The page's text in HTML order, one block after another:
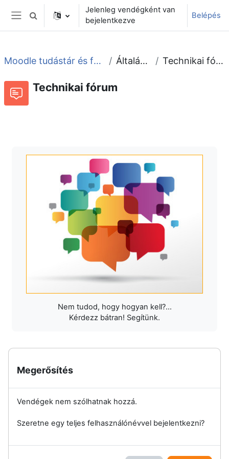
Tovább a fő tartalomhoz
Oldalpanel
Keresési bemeneti adatok váltása
Jelenleg vendégként van
bejelentkezve
Belépés
Moodle tudástár és fórum Általános Technikai fórum
Technikai fórum
Nem tudod, hogy hogyan kell?...
Kérdezz bátran! Segítünk.
Megerősítés
Vendégek nem szólhatnak hozzá.
Szeretne egy teljes felhasználónévvel bejelentkezni?